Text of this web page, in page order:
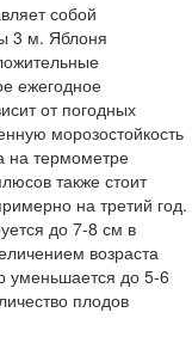
собой
3 м. Яблоня
ежегодное
от погодных
морозостойкость
на термометре
также стоит
на третий год.
до 7-8 см в
возраста
уменьшается до 5-6
плодов